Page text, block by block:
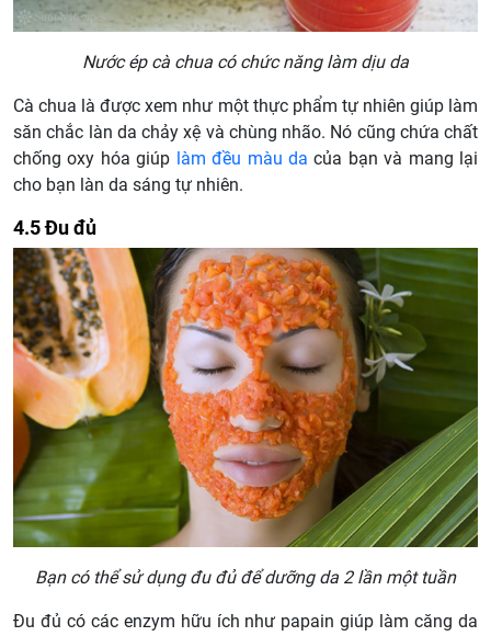
Nước ép cà chua có chức năng làm dịu da
Cà chua là được xem như một thực phẩm tự nhiên giúp làm
săn chắc làn da chảy xệ và chùng nhão. Nó cũng chứa chất
chống oxy hóa giúp làm đều màu da của bạn và mang lại
cho bạn làn da sáng tự nhiên.
4.5 Đu đủ
Bạn có thể sử dụng đu đủ để dưỡng da 2 lần một tuần
Đu đủ có các enzym hữu ích như papain giúp làm căng da